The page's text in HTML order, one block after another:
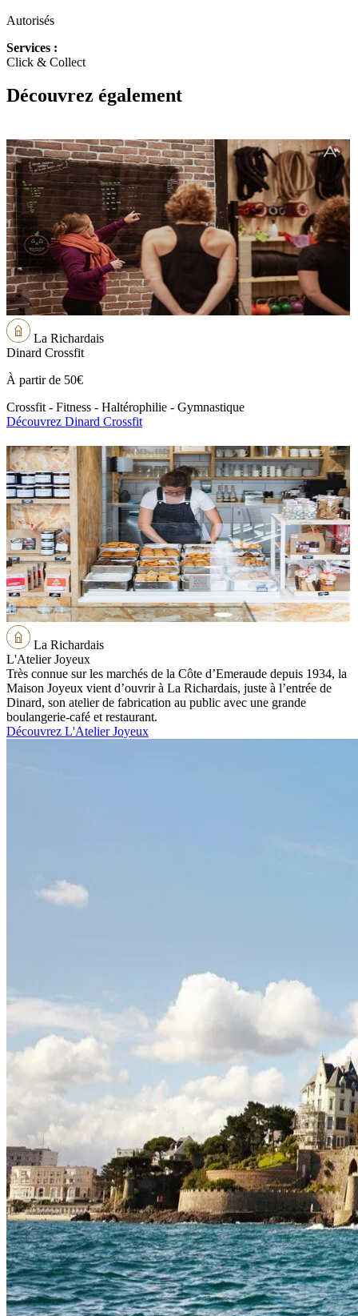
Autorisés
Services :
Click & Collect
Découvrez également
La Richardais
Dinard Crossfit
À partir de 50€
Crossfit - Fitness - Haltérophilie - Gymnastique
Découvrez Dinard Crossfit
La Richardais
L'Atelier Joyeux
Très connue sur les marchés de la Côte d’Emeraude depuis 1934, la
Maison Joyeux vient d’ouvrir à La Richardais, juste à l’entrée de
Dinard, son atelier de fabrication au public avec une grande
boulangerie-café et restaurant.
Découvrez L'Atelier Joyeux